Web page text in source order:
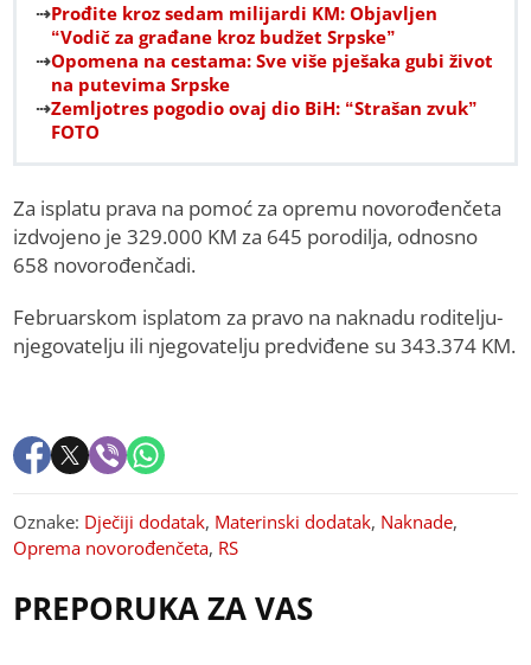
Prođite kroz sedam milijardi KM: Objavljen
“Vodič za građane kroz budžet Srpske”
Opomena na cestama: Sve više pješaka gubi život
na putevima Srpske
Zemljotres pogodio ovaj dio BiH: “Strašan zvuk”
FOTO
Za isplatu prava na pomoć za opremu novorođenčeta
izdvojeno je 329.000 KM za 645 porodilja, odnosno
658 novorođenčadi.
Februarskom isplatom za pravo na naknadu roditelju-
njegovatelju ili njegovatelju predviđene su 343.374 KM.
Oznake: Dječiji dodatak, Materinski dodatak, Naknade,
Oprema novorođenčeta, RS
PREPORUKA ZA VAS